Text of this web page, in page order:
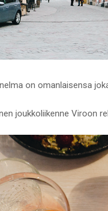
on omanlaisensa
joukkoliikenne Viroon